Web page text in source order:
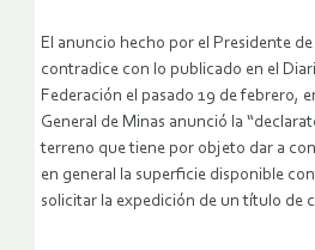
El anuncio hecho por el Presidente
contradice con lo publicado en el
Federación el pasado 19 de febrero,
General de Minas anunció la
terreno que tiene por objeto dar a
en general la superficie disponible
solicitar la expedición de un título de